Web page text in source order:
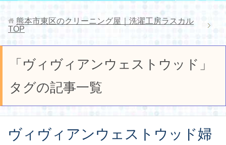
熊本市東区のクリーニング屋｜洗濯工房ラスカル
TOP
「ヴィヴィアンウェストウッド」
タグの記事一覧
ヴィヴィアンウェストウッド婦